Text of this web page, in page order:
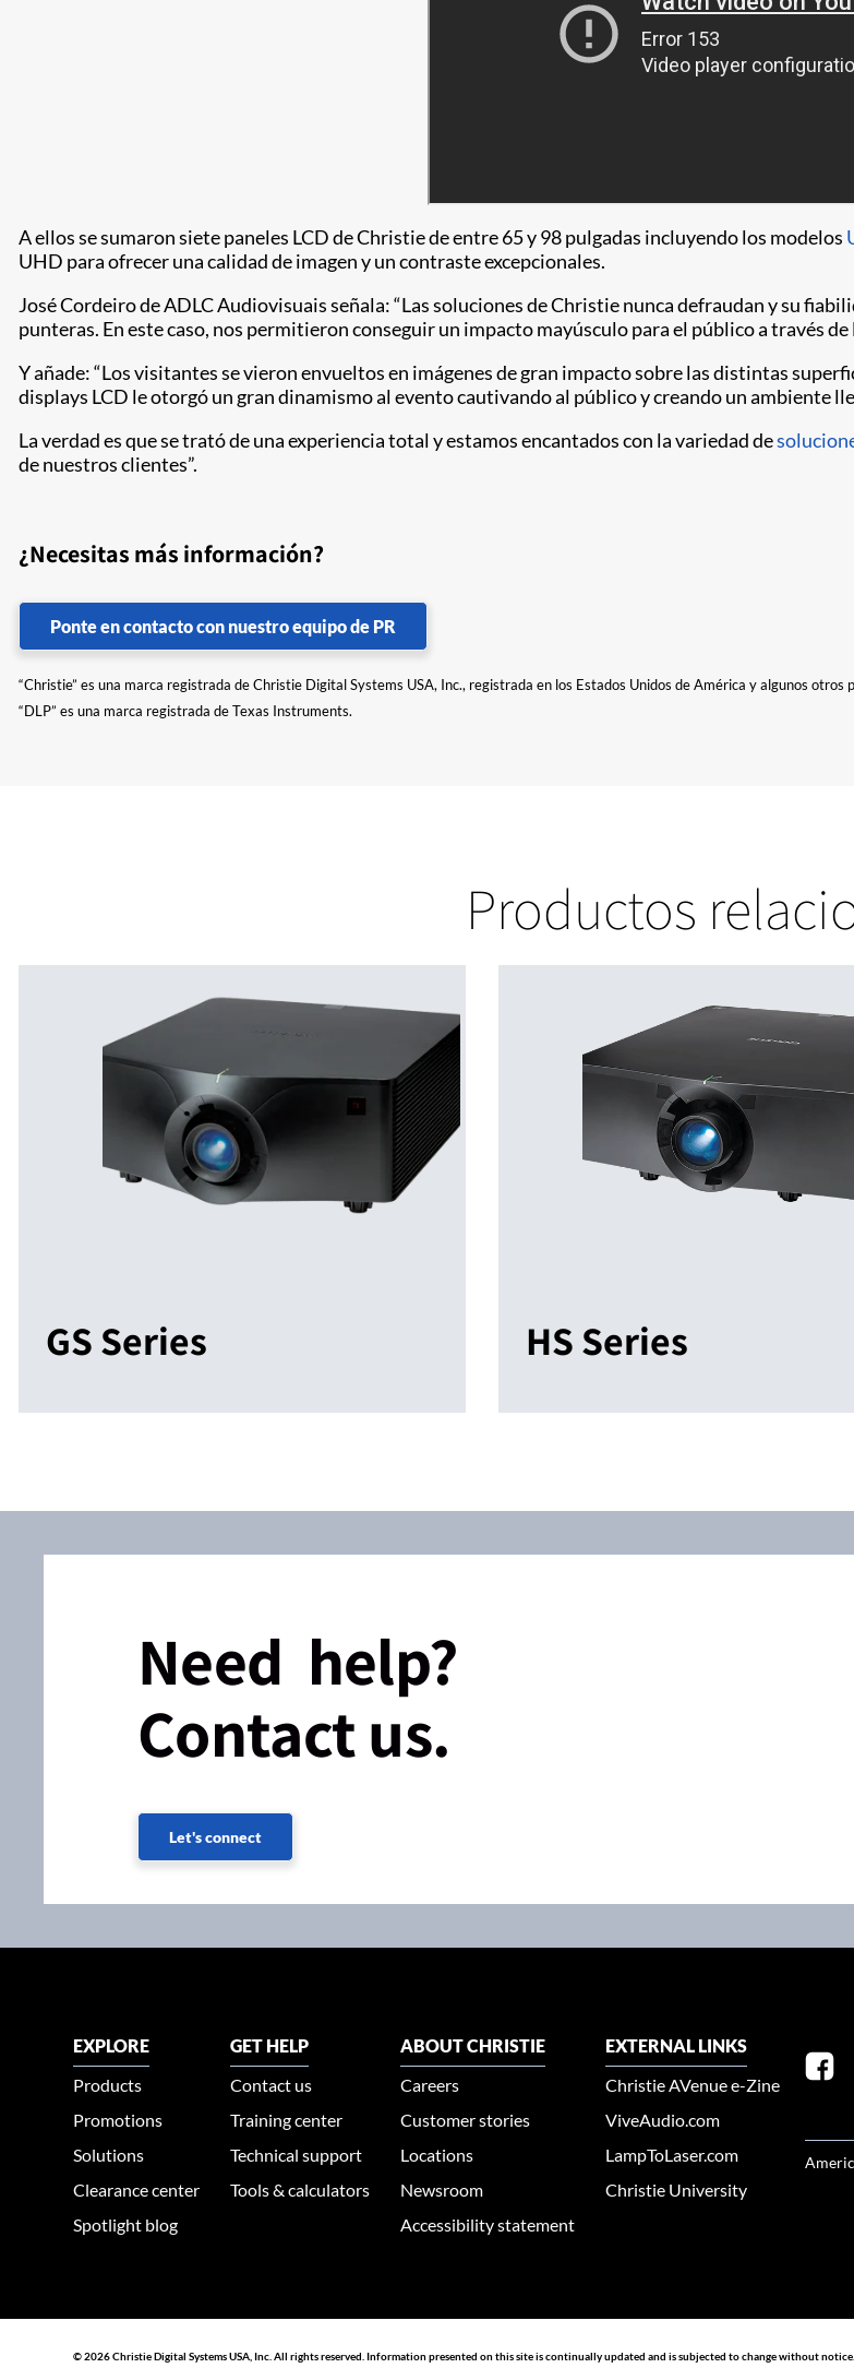
A ellos se sumaron siete paneles LCD de Christie de entre 65 y 98 pulgadas incluyendo los modelos
UHD para ofrecer una calidad de imagen y un contraste excepcionales.
José Cordeiro de ADLC Audiovisuais señala: “Las soluciones de Christie nunca defraudan y su
punteras. En este caso, nos permitieron conseguir un impacto mayúsculo para el público a través
Y añade: “Los visitantes se vieron envueltos en imágenes de gran impacto sobre las distintas
displays LCD le otorgó un gran dinamismo al evento cautivando al público y creando un ambiente
La verdad es que se trató de una experiencia total y estamos encantados con la variedad de
de nuestros clientes”.
¿Necesitas más información?
Ponte en contacto con nuestro equipo de PR
“Christie” es una marca registrada de Christie Digital Systems USA, Inc., registrada en los Estados Unidos de América y algunos otros
“DLP” es una marca registrada de Texas Instruments.
Productos
GS Series HS Series
Need help?
Contact us.
Let's connect
EXPLORE
Products
Promotions
Solutions
Clearance center
Spotlight blog
GET HELP
Contact us
Training center
Technical support
Tools & calculators
ABOUT CHRISTIE
Careers
Customer stories
Locations
Newsroom
Accessibility statement
EXTERNAL LINKS
Christie AVenue e-Zine
ViveAudio.com
LampToLaser.com
Christie University
© 2026 Christie Digital Systems USA, Inc. All rights reserved. Information presented on this site is continually updated and is subjected to change without notice.